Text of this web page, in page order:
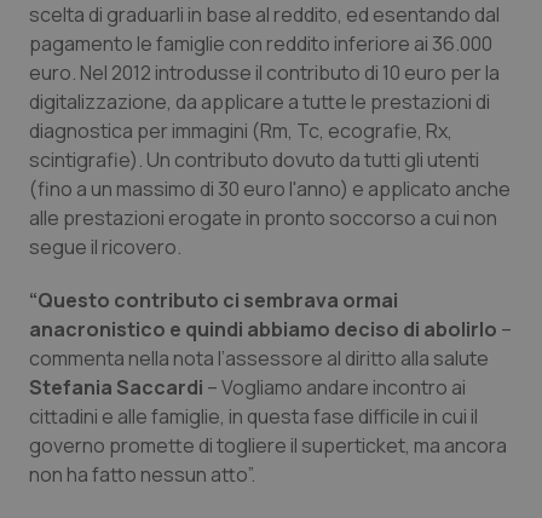
Marche
Molise
Piemonte
Provincia Autonoma di Bolzano
Puglia
Sardegna
Sicilia
Donna & Salute
Epatiti
HIV
Infezioni & Febbre
Malattie rare
Malattia di Crohn & Rettocolite Ulcerosa
Neuroscienze & patologie neurodegenerative
scelta di graduarli in base al reddito, ed esentando dal
pagamento le famiglie con reddito inferiore ai 36.000
euro. Nel 2012 introdusse il contributo di 10 euro per la
digitalizzazione, da applicare a tutte le prestazioni di
diagnostica per immagini (Rm, Tc, ecografie, Rx,
scintigrafie). Un contributo dovuto da tutti gli utenti
(fino a un massimo di 30 euro l'anno) e applicato anche
alle prestazioni erogate in pronto soccorso a cui non
segue il ricovero.
“Questo contributo ci sembrava ormai
anacronistico e quindi abbiamo deciso di abolirlo –
commenta nella nota l’assessore al diritto alla salute
Stefania Saccardi – Vogliamo andare incontro ai
cittadini e alle famiglie, in questa fase difficile in cui il
governo promette di togliere il superticket, ma ancora
non ha fatto nessun atto”.